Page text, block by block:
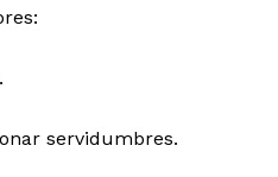
servidumbres.